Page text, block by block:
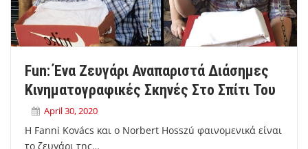
Fun: Ένα Ζευγάρι Αναπαριστά Διάσημες
Κινηματογραφικές Σκηνές Στο Σπίτι Του
April 30, 2020
Η Fanni Kovács και ο Norbert Hosszú φαινομενικά είναι
το ζευγάρι της…